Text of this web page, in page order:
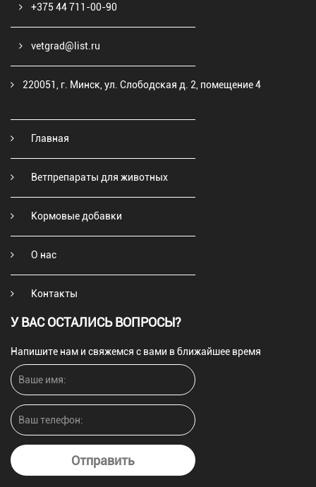
+375 44 711-00-90
vetgrad@list.ru
220051, г. Минск, ул. Слободская д. 2, помещение 4
Главная
Ветпрепараты для животных
Кормовые добавки
О нас
Контакты
У ВАС ОСТАЛИСЬ ВОПРОСЫ?
Напишите нам и свяжемся с вами в ближайшее время
Отправить